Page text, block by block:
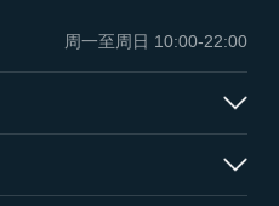
周一至周日 10:00-22:00